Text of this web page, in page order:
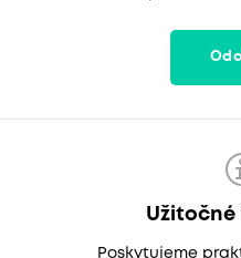
Poskytujeme